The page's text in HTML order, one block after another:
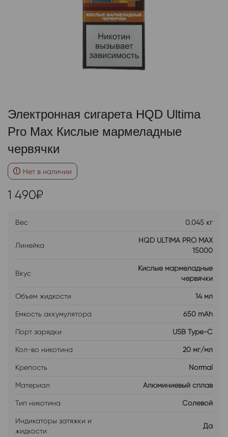
Электронная сигарета HQD Ultima
Pro Max Кислые мармеладные
червячки
Нет в наличии
1 490₽
Вес 0.045 кг
Линейка
HQD ULTIMA PRO MAX
15000
Вкус
Кислые мармеладные
червячки
Объем жидкости 14 мл
Емкость аккумулятора 650 mAh
Порт зарядки USB Type-C
Кол-во никотина 20 мг/мл
Крепость Normal
Материал Алюминиевый сплав
Тип никотина Солевой
Индикаторы затяжки и
жидкости
Да